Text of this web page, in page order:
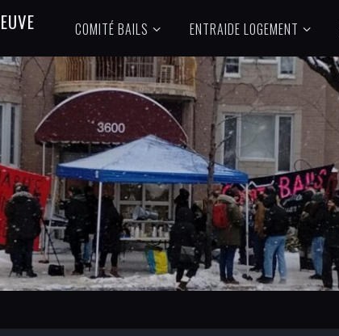
EUVE COMITÉ BAILS ENTRAIDE LOGEMENT